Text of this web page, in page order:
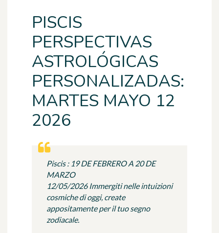
PISCIS
PERSPECTIVAS
ASTROLÓGICAS
PERSONALIZADAS:
MARTES MAYO 12
2026
Piscis : 19 DE FEBRERO A 20 DE
MARZO
12/05/2026 Immergiti nelle intuizioni
cosmiche di oggi, create
appositamente per il tuo segno
zodiacale.